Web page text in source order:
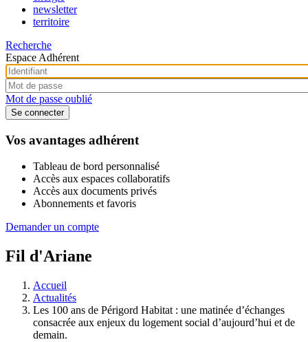
newsletter
territoire
Recherche
Espace Adhérent
Mot de passe oublié
Vos avantages adhérent
Tableau de bord personnalisé
Accès aux espaces collaboratifs
Accès aux documents privés
Abonnements et favoris
Demander un compte
Fil d'Ariane
Accueil
Actualités
Les 100 ans de Périgord Habitat : une matinée d’échanges
consacrée aux enjeux du logement social d’aujourd’hui et de
demain.